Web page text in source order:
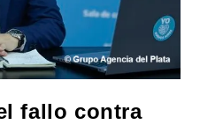
fallo contra